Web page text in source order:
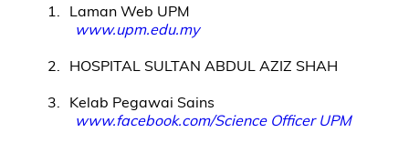
1
Laman Web UPM
www.upm.edu.my
2
HOSPITAL SULTAN ABDUL AZIZ SHAH
3
Kelab Pegawai Sains
www.facebook.com/Science Officer UPM